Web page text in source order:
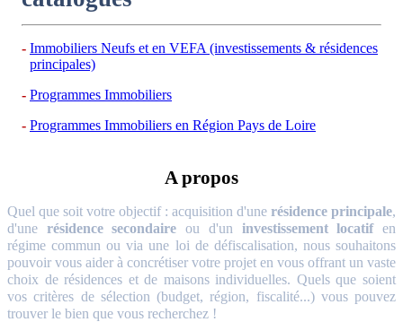
Immobiliers Neufs et en VEFA (investissements & résidences
principales)
Programmes Immobiliers
Programmes Immobiliers en Région Pays de Loire
A propos
Quel que soit votre objectif : acquisition d'une résidence principale,
d'une résidence secondaire ou d'un investissement locatifen
régime commun ou via une loi de défiscalisation, nous souhaitons
pouvoir vous aider à concrétiser votre projet en vous offrant un vaste
choix de résidences et de maisons individuelles. Quels que soient
vos critères de sélection (budget, région, fiscalité...) vous pouvez
trouver le bien que vous recherchez !